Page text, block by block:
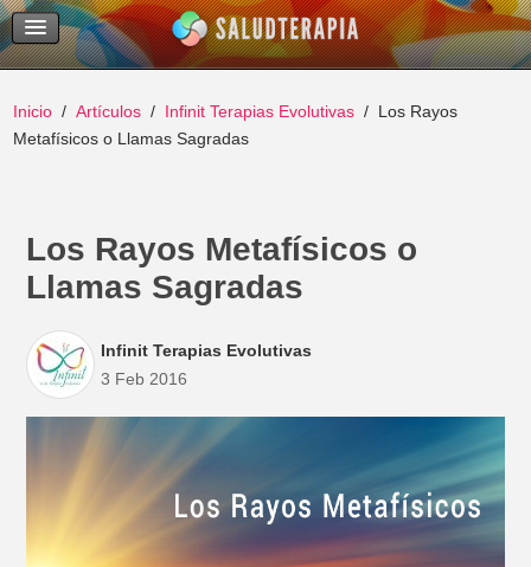
Temas Recientes
Buscar
Inicio Artículos Infinit Terapias Evolutivas
Los Rayos
Metafísicos o Llamas Sagradas
Los Rayos Metafísicos o
Llamas Sagradas
Infinit Terapias Evolutivas
3 Feb 2016